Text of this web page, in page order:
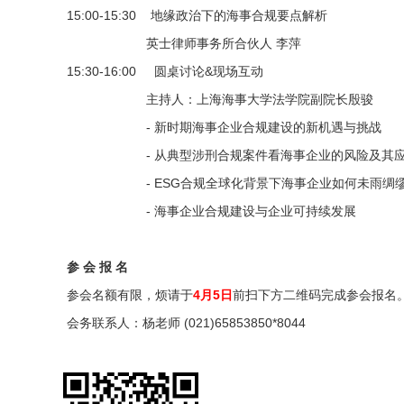
15:00-15:30 地缘政治下的海事合规要点解析
英士律师事务所合伙人 李萍
15:30-16:00 圆桌讨论&现场互动
主持人：上海海事大学法学院副院长殷骏
- 新时期海事企业合规建设的新机遇与挑战
- 从典型涉刑合规案件看海事企业的风险及其
- ESG合规全球化背景下海事企业如何未雨绸
- 海事企业合规建设与企业可持续发展
参 会 报 名
参会名额有限，烦请于4月5日前扫下方二维码完成参会报名。
会务联系人：杨老师 (021)65853850*8044